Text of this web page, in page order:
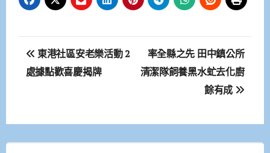
文
章
覽
東港社區安老樂活動 2
處據點歡喜慶揭牌
率全縣之先 田中鎮公所
清潔隊飼養黑水虻去化廚
餘有成